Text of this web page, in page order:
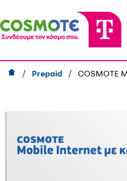
Prepaid COSMOTE